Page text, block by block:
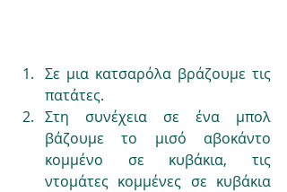
Σε μια κατσαρόλα βράζουμε τις
πατάτες.
Στη συνέχεια σε ένα μπολ
βάζουμε το μισό αβοκάντο
κομμένο σε κυβάκια, τις
ντομάτες κομμένες σε κυβάκια